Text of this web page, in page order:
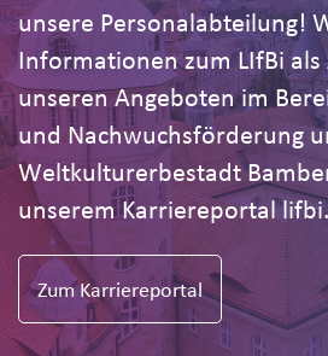
unsere Personalabteilung!
Informationen zum LIfBi als
unseren Angeboten im
und Nachwuchsförderung
Weltkulturerbestadt
unserem Karriereportal
Zum Karriereportal